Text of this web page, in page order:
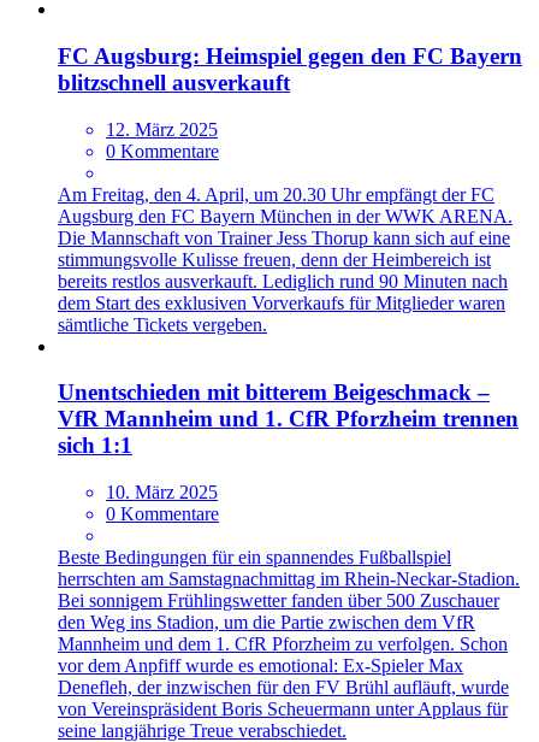
FC Augsburg: Heimspiel gegen den FC Bayern
blitzschnell ausverkauft
12. März 2025
0 Kommentare
Am Freitag, den 4. April, um 20.30 Uhr empfängt der FC
Augsburg den FC Bayern München in der WWK ARENA.
Die Mannschaft von Trainer Jess Thorup kann sich auf eine
stimmungsvolle Kulisse freuen, denn der Heimbereich ist
bereits restlos ausverkauft. Lediglich rund 90 Minuten nach
dem Start des exklusiven Vorverkaufs für Mitglieder waren
sämtliche Tickets vergeben.
Unentschieden mit bitterem Beigeschmack –
VfR Mannheim und 1. CfR Pforzheim trennen
sich 1:1
10. März 2025
0 Kommentare
Beste Bedingungen für ein spannendes Fußballspiel
herrschten am Samstagnachmittag im Rhein-Neckar-Stadion.
Bei sonnigem Frühlingswetter fanden über 500 Zuschauer
den Weg ins Stadion, um die Partie zwischen dem VfR
Mannheim und dem 1. CfR Pforzheim zu verfolgen. Schon
vor dem Anpfiff wurde es emotional: Ex-Spieler Max
Denefleh, der inzwischen für den FV Brühl aufläuft, wurde
von Vereinspräsident Boris Scheuermann unter Applaus für
seine langjährige Treue verabschiedet.